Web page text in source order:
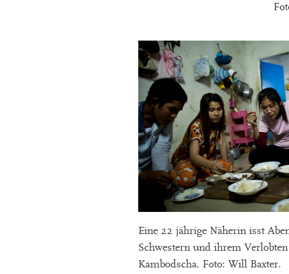
Eine 22 jährige Näherin isst
Schwestern und ihrem
Kambodscha. Foto: Will Baxter.